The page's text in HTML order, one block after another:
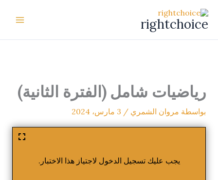
إلى
المحتوى
rightchoice
رياضيات شامل (الفترة الثانية)
بواسطة مروان الشمري / 3 مارس، 2024
يجب عليك تسجيل الدخول لاجتياز هذا الاختبار.